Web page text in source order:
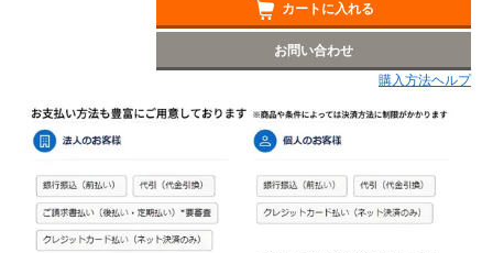
カートに入れる
お問い合わせ
購入方法ヘルプ